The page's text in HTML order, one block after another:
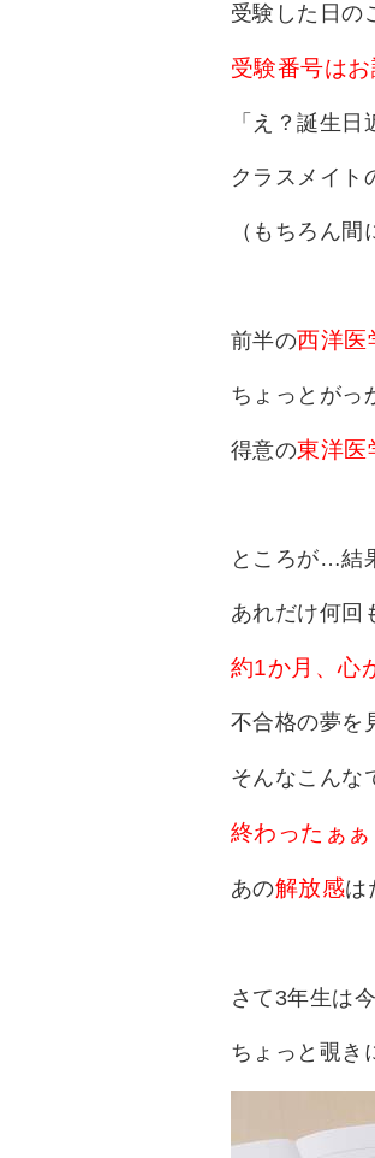
受験した日の
受験番号は
「え？誕生
クラスメイト
（もちろん
前半の西洋医
ちょっとがっ
得意の東洋医
ところが…結
あれだけ何回
約1か月、心
不合格の夢を
そんなこんな
終わったぁぁ
あの解放感は
さて3年生は
ちょっと覗き